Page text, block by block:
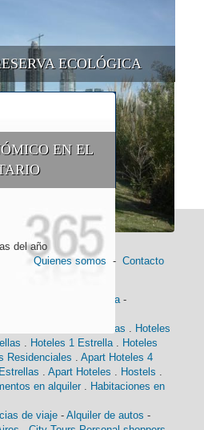
ECOLÓGICA
EN EL
del año
Quienes somos - Contacto
Historia-
Hoteles 4 Estrellas . Hoteles
. Hoteles 1 Estrella. Hoteles
Residenciales . Apart Hoteles 4
. Apart Hoteles . Hostels .
en alquiler . Habitaciones en
de viaje - Alquiler de autos -